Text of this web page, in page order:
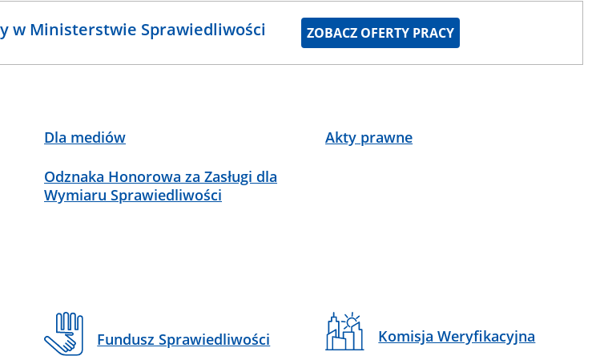
w Ministerstwie Sprawiedliwości ZOBACZ OFERTY PRACY
Dla mediów Akty prawne
Odznaka Honorowa za Zasługi dla
Wymiaru Sprawiedliwości
Fundusz Sprawiedliwości Komisja Weryfikacyjna